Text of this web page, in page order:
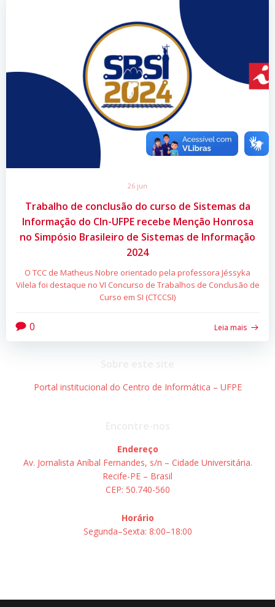
26 jun
Trabalho de conclusão do curso de Sistemas da
Informação do CIn-UFPE recebe Menção Honrosa
no Simpósio Brasileiro de Sistemas de Informação
2024
O TCC de Matheus Nobre orientado pela professora Jéssyka
Vilela foi destaque no VI Concurso de Trabalhos de Conclusão de
Curso em SI (CTCCSI)
0 Leia mais
Portal institucional do Centro de Informática – UFPE
Endereço
Av. Jornalista Aníbal Fernandes, s/n – Cidade Universitária.
Recife-PE – Brasil
CEP: 50.740-560
Horário
Segunda–Sexta: 8:00–18:00